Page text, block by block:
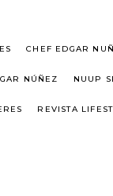
CHEF EDGAR
NÚÑEZ NUUP
REVISTA